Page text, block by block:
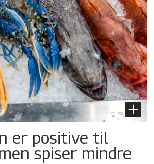
er positive til
spiser mindre